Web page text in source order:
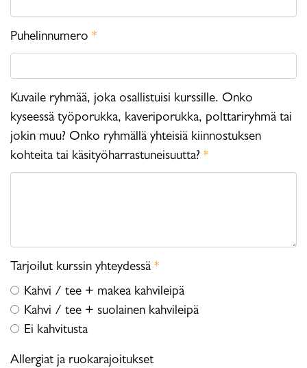
Puhelinnumero *
Kuvaile ryhmää, joka osallistuisi kurssille. Onko
kyseessä työporukka, kaveriporukka, polttariryhmä tai
jokin muu? Onko ryhmällä yhteisiä kiinnostuksen
kohteita tai käsityöharrastuneisuutta? *
Tarjoilut kurssin yhteydessä *
Kahvi / tee + makea kahvileipä
Kahvi / tee + suolainen kahvileipä
Ei kahvitusta
Allergiat ja ruokarajoitukset